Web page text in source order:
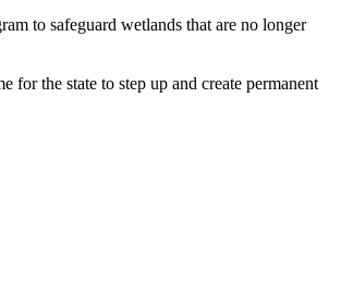
to safeguard wetlands that are no longer
the state to step up and create permanent